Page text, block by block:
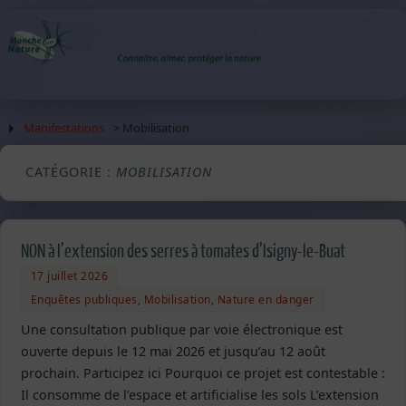
Manifestations > Mobilisation
CATÉGORIE : MOBILISATION
NON à l’extension des serres à tomates d’Isigny-le-Buat
17 juillet 2026
Enquêtes publiques, Mobilisation, Nature en danger
Une consultation publique par voie électronique est
ouverte depuis le 12 mai 2026 et jusqu’au 12 août
prochain. Participez ici Pourquoi ce projet est contestable :
Il consomme de l’espace et artificialise les sols L’extension